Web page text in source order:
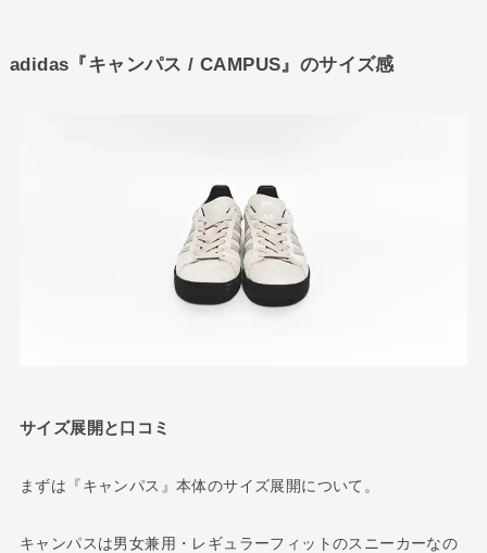
adidas『キャンパス / CAMPUS』のサイズ感
サイズ展開と口コミ
まずは『キャンパス』本体のサイズ展開について。
キャンパスは男女兼用・レギュラーフィットのスニーカーなの